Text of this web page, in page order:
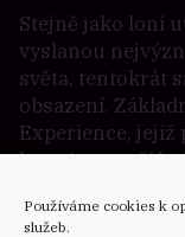
Používáme cookies k
služeb.
Stejně jako loni
vyslanou
světa, tentokrát
obsazení.
Experience, jejíž
kytarista patří k
obdivem.